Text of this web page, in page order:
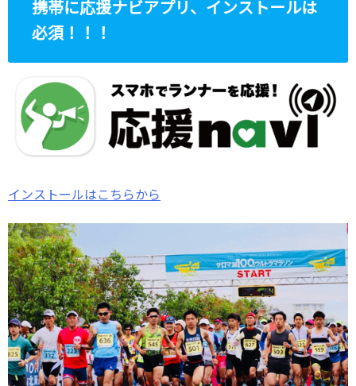
携帯に応援ナビアプリ、インストールは
必須！！！
インストールはこちらから